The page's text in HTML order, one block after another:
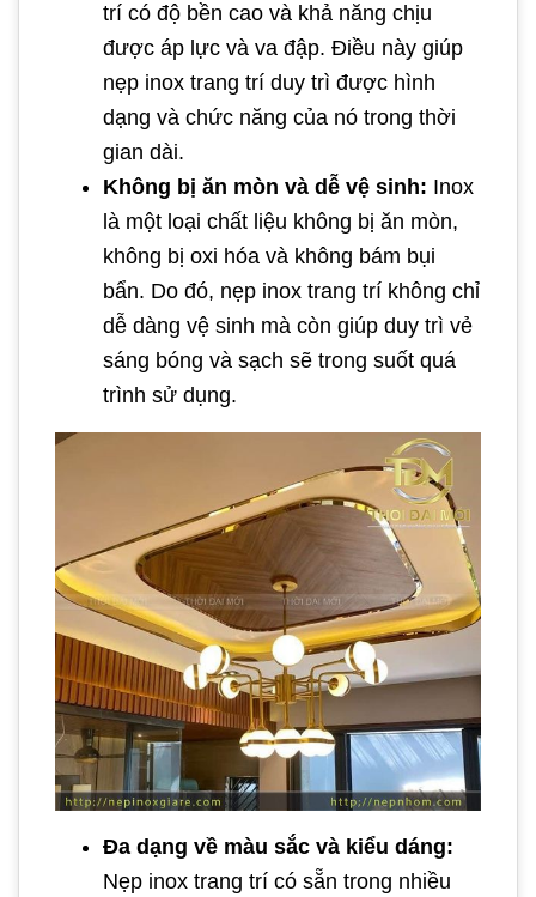
trí có độ bền cao và khả năng chịu
được áp lực và va đập. Điều này giúp
nẹp inox trang trí duy trì được hình
dạng và chức năng của nó trong thời
gian dài.
Không bị ăn mòn và dễ vệ sinh: Inox
là một loại chất liệu không bị ăn mòn,
không bị oxi hóa và không bám bụi
bẩn. Do đó, nẹp inox trang trí không chỉ
dễ dàng vệ sinh mà còn giúp duy trì vẻ
sáng bóng và sạch sẽ trong suốt quá
trình sử dụng.
Đa dạng về màu sắc và kiểu dáng:
Nẹp inox trang trí có sẵn trong nhiều